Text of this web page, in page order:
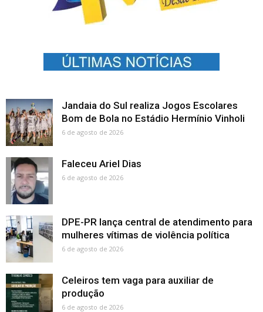
Jandaia do Sul realiza Jogos Escolares
Bom de Bola no Estádio Hermínio Vinholi
6 de agosto de 2026
Faleceu Ariel Dias
6 de agosto de 2026
DPE-PR lança central de atendimento para
mulheres vítimas de violência política
6 de agosto de 2026
Celeiros tem vaga para auxiliar de
produção
6 de agosto de 2026